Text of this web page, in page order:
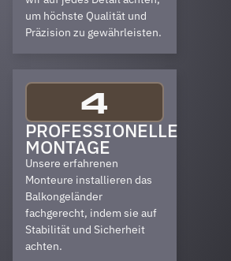
um höchste Qualität und
Präzision zu gewährleisten.
4
PROFESSIONELLE
MONTAGE
Unsere erfahrenen
Monteure installieren das
Balkongeländer
fachgerecht, indem sie auf
Stabilität und Sicherheit
achten.